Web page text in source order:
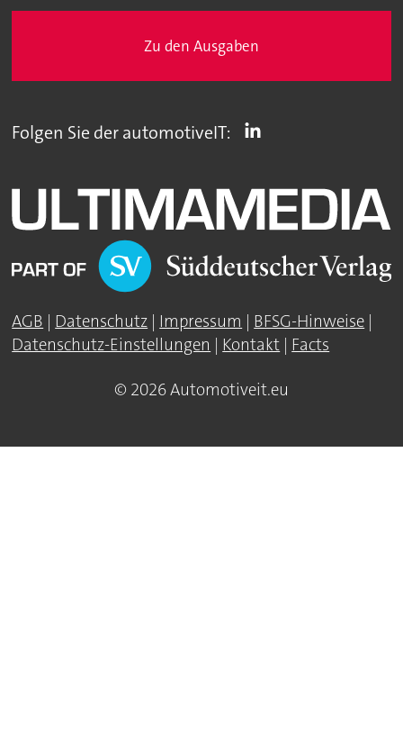
Zu den Ausgaben
Folgen Sie der automotiveIT:
AGB | Datenschutz | Impressum | BFSG-Hinweise |
Datenschutz-Einstellungen | Kontakt | Facts
© 2026 Automotiveit.eu